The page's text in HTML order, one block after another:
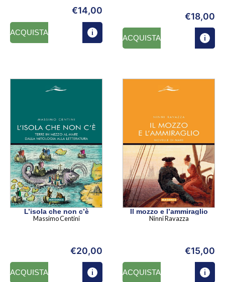
€14,00
ACQUISTA
€18,00
ACQUISTA
L’isola che non c’è
Massimo Centini
€20,00
ACQUISTA
Il mozzo e l’ammiraglio
Ninni Ravazza
€15,00
ACQUISTA